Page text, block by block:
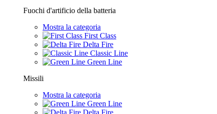
Fuochi d'artificio della batteria
Mostra la categoria
First Class
Delta Fire
Classic Line
Green Line
Missili
Mostra la categoria
Green Line
Delta Fire